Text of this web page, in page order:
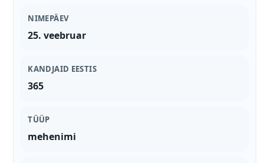
NIMEPÄEV
25. veebruar
KANDJAID EESTIS
365
TÜÜP
mehenimi